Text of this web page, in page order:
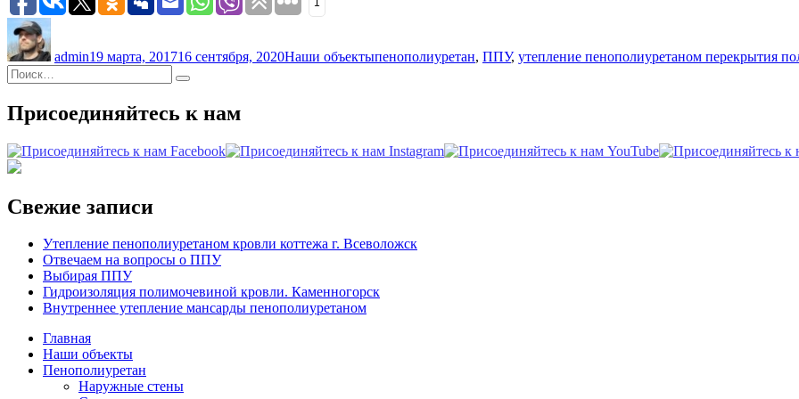
дер.
admin19 марта, 201716 сентября, 2020Наши объектыпенополиуретан, ППУ, утепление пенополиуретаном перекрытия
Искать:
Поиск
Присоединяйтесь к нам
Свежие записи
Утепление пенополиуретаном кровли коттежа г. Всеволожск
Отвечаем на вопросы о ППУ
Выбирая ППУ
Гидроизоляция полимочевиной кровли. Каменногорск
Внутреннее утепление мансарды пенополиуретаном
Главная
Наши объекты
Пенополиуретан
Наружные стены